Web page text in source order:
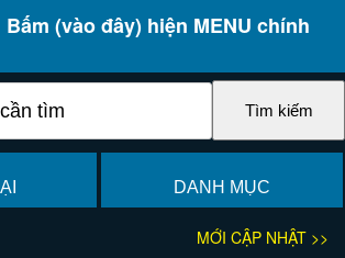
Bấm (vào đây) hiện MENU chính
DANH MỤC
MỚI CẬP NHẬT >>